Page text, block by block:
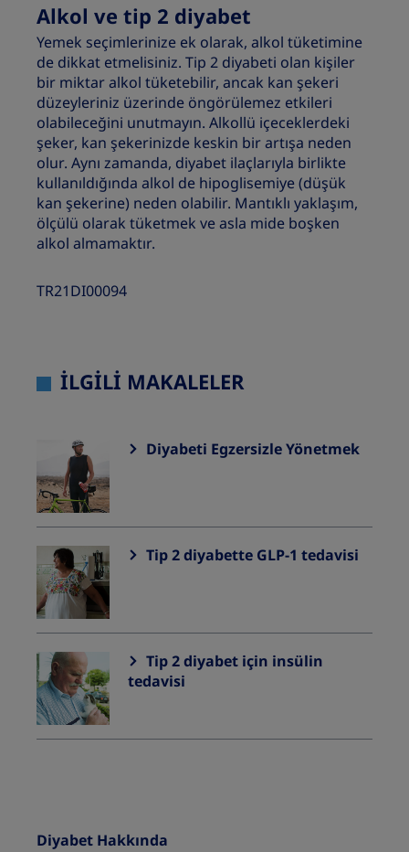
Alkol ve tip 2 diyabet
Yemek seçimlerinize ek olarak, alkol tüketimine
de dikkat etmelisiniz. Tip 2 diyabeti olan kişiler
bir miktar alkol tüketebilir, ancak kan şekeri
düzeyleriniz üzerinde öngörülemez etkileri
olabileceğini unutmayın. Alkollü içeceklerdeki
şeker, kan şekerinizde keskin bir artışa neden
olur. Aynı zamanda, diyabet ilaçlarıyla birlikte
kullanıldığında alkol de hipoglisemiye (düşük
kan şekerine) neden olabilir. Mantıklı yaklaşım,
ölçülü olarak tüketmek ve asla mide boşken
alkol almamaktır.
TR21DI00094
İLGILI MAKALELER
Diyabeti Egzersizle Yönetmek
Tip 2 diyabette GLP-1 tedavisi
Tip 2 diyabet için insülin
tedavisi
Diyabet Hakkında